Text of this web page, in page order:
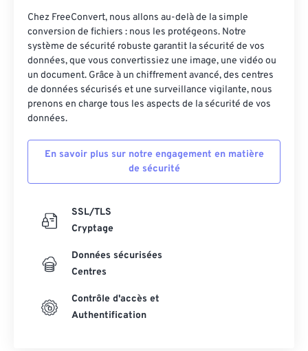
Chez FreeConvert, nous allons au-delà de la simple
conversion de fichiers : nous les protégeons. Notre
système de sécurité robuste garantit la sécurité de vos
données, que vous convertissiez une image, une vidéo ou
un document. Grâce à un chiffrement avancé, des centres
de données sécurisés et une surveillance vigilante, nous
prenons en charge tous les aspects de la sécurité de vos
données.
En savoir plus sur notre engagement en matière
de sécurité
SSL/TLS
Cryptage
Données sécurisées
Centres
Contrôle d'accès et
Authentification